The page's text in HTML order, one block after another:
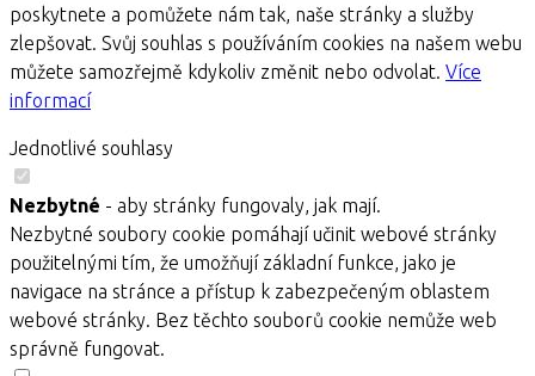
poskytnete a pomůžete nám tak, naše stránky a služby
zlepšovat. Svůj souhlas s používáním cookies na našem webu
můžete samozřejmě kdykoliv změnit nebo odvolat. Více
informací
Jednotlivé souhlasy
Nezbytné - aby stránky fungovaly, jak mají.
Nezbytné soubory cookie pomáhají učinit webové stránky
použitelnými tím, že umožňují základní funkce, jako je
navigace na stránce a přístup k zabezpečeným oblastem
webové stránky. Bez těchto souborů cookie nemůže web
správně fungovat.